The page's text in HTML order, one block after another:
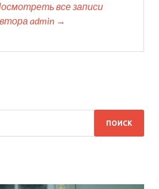
все записи
admin →